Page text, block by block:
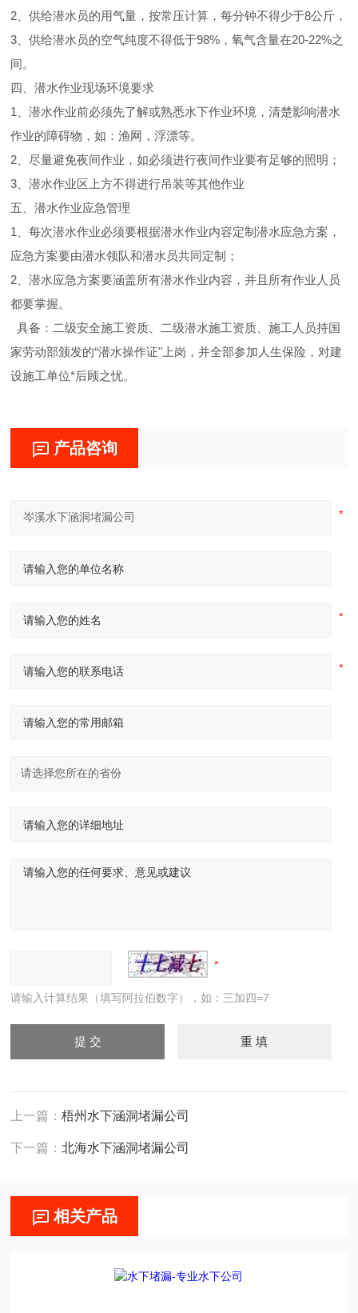
2、供给潜水员的用气量，按常压计算，每分钟不得少于8公斤，
3、供给潜水员的空气纯度不得低于98%，氧气含量在20-22%之
间。
四、潜水作业现场环境要求
1、潜水作业前必须先了解或熟悉水下作业环境，清楚影响潜水
作业的障碍物，如：渔网，浮漂等。
2、尽量避免夜间作业，如必须进行夜间作业要有足够的照明；
3、潜水作业区上方不得进行吊装等其他作业
五、潜水作业应急管理
1、每次潜水作业必须要根据潜水作业内容定制潜水应急方案，
应急方案要由潜水领队和潜水员共同定制；
2、潜水应急方案要涵盖所有潜水作业内容，并且所有作业人员
都要掌握。
具备：二级安全施工资质、二级潜水施工资质、施工人员持国
家劳动部颁发的“潜水操作证"上岗，并全部参加人生保险，对建
设施工单位*后顾之忧。
产品咨询
请输入计算结果（填写阿拉伯数字），如：三加四=7
上一篇：梧州水下涵洞堵漏公司
下一篇：北海水下涵洞堵漏公司
相关产品